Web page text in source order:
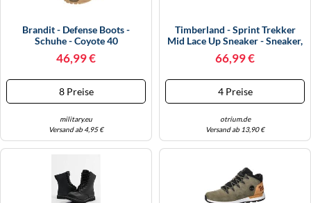
Brandit - Defense Boots -
Schuhe - Coyote 40
46,99 €
8 Preise
military.eu
Versand ab 4,95 €
Timberland - Sprint Trekker
Mid Lace Up Sneaker - Sneaker,
Gr. 40.5 EU 41.5, Beige
(MidBrownNubuck/Green)
66,99 €
4 Preise
otrium.de
Versand ab 13,90 €